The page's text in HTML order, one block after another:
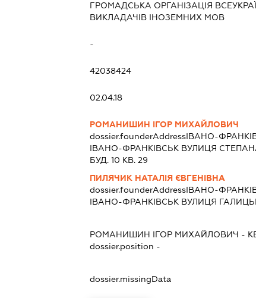
ГРОМАДСЬКА ОРГАНІЗАЦІЯ
ВИКЛАДАЧІВ ІНОЗЕМНИХ МОВ
-
42038424
02.04.18
РОМАНИШИН ІГОР МИХАЙЛОВИЧ
dossier.founderAddressІВАНО-
ІВАНО-ФРАНКІВСЬК ВУЛИЦЯ
БУД. 10 КВ. 29
ПИЛЯЧИК НАТАЛІЯ ЄВГЕНІВНА
dossier.founderAddressІВАНО-
ІВАНО-ФРАНКІВСЬК ВУЛИЦЯ
РОМАНИШИН ІГОР МИХАЙЛОВИЧ -
dossier.position -
dossier.missingData